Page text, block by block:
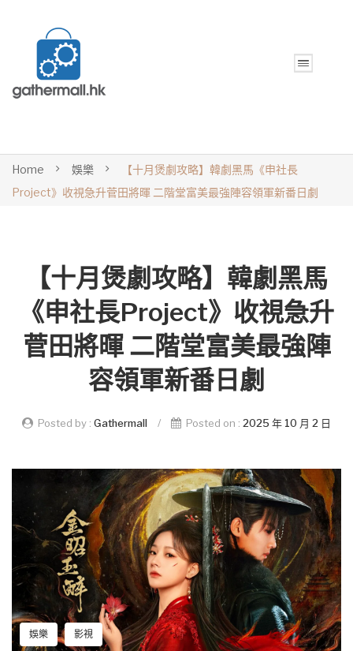
Home 娛樂
【十月煲劇攻略】韓劇黑馬《申社長
Project》收視急升菅田將暉 二階堂富美最強陣容領軍新番日劇
【十月煲劇攻略】韓劇黑馬
《申社長Project》收視急升
菅田將暉 二階堂富美最強陣
容領軍新番日劇
Posted by : Gathermall / Posted on : 2025 年 10 月 2 日
娛樂 影視